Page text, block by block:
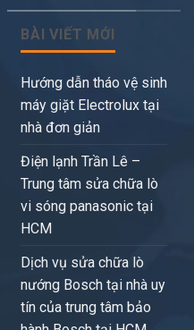
BÀI VIẾT MỚI
Hướng dẫn tháo vệ sinh
máy giặt Electrolux tại
nhà đơn giản
Điện lạnh Trần Lê –
Trung tâm sửa chữa lò
vi sóng panasonic tại
HCM
Dịch vụ sửa chữa lò
nướng Bosch tại nhà uy
tín của trung tâm bảo